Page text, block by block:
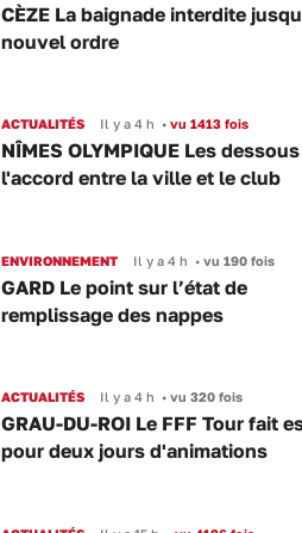
CÈZE La baignade interdite
nouvel ordre
ACTUALITÉS Il y a 4 h •vu 1413 fois
NÎMES OLYMPIQUE Les
l'accord entre la ville et le club
ENVIRONNEMENT Il y a 4 h •vu 190 fois
GARD Le point sur l’état de
remplissage des nappes
ACTUALITÉS Il y a 4 h •vu 320 fois
GRAU-DU-ROI Le FFF Tour fait
pour deux jours d'animations